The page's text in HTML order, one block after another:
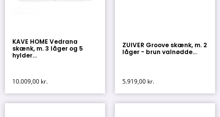
KAVE HOME Vedrana
skænk, m. 3 låger og 5
hylder...
10.009,00 kr.
ZUIVER Groove skænk, m. 2
låger - brun valnødde...
5.919,00 kr.